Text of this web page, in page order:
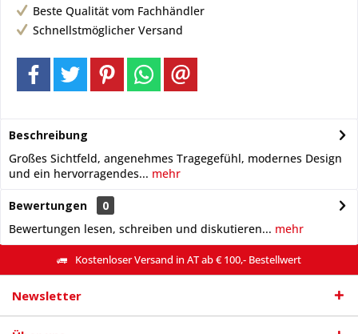
Beste Qualität vom Fachhändler
Schnellstmöglicher Versand
Beschreibung
Großes Sichtfeld, angenehmes Tragegefühl, modernes Design
und ein hervorragendes... mehr
Bewertungen
0
Bewertungen lesen, schreiben und diskutieren... mehr
Kostenloser Versand in AT ab € 100,- Bestellwert
Newsletter